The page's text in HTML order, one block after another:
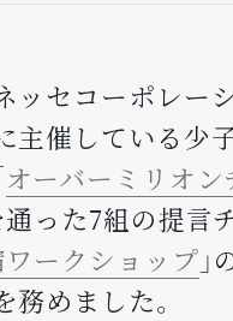
ッセコーポレー
主催している少
オーバーミリオン
通った7組の提言
ワークショップ
務めました。